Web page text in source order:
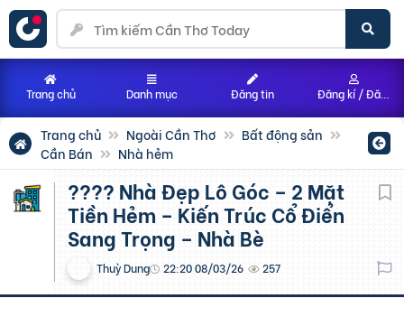
Trang chủ Ngoài Cần Thơ
Bất động sản
Cần Bán
Nhà hẻm
???? Nhà Đẹp Lô Góc – 2 Mặt
Tiền Hẻm – Kiến Trúc Cổ Điển
Sang Trọng – Nhà Bè
Thuỳ Dung 22:20 08/03/26 257
Trang chủ Danh mục Đăng tin